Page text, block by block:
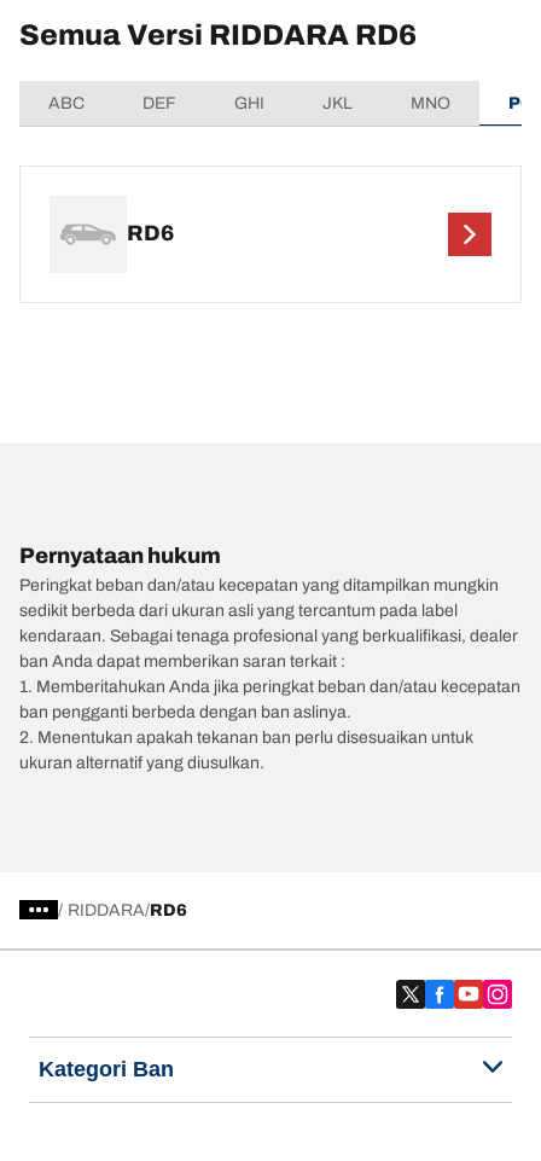
Semua Versi RIDDARA RD6
ABC DEF GHI JKL MNO
RD6
Pernyataan hukum
Peringkat beban dan/atau kecepatan yang ditampilkan mungkin
sedikit berbeda dari ukuran asli yang tercantum pada label
kendaraan. Sebagai tenaga profesional yang berkualifikasi, dealer
ban Anda dapat memberikan saran terkait :
1. Memberitahukan Anda jika peringkat beban dan/atau kecepatan
ban pengganti berbeda dengan ban aslinya.
2. Menentukan apakah tekanan ban perlu disesuaikan untuk
ukuran alternatif yang diusulkan.
/ RIDDARA RD6
Kategori Ban